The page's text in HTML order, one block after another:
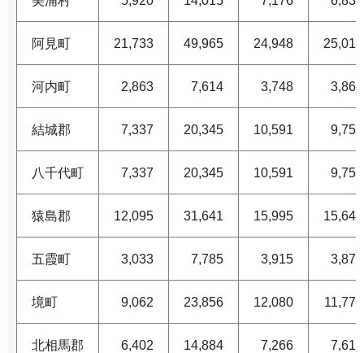
阿見町 21,733 49,965 24,948 25,017
河内町 2,863 7,614 3,748 3,866
結城郡 7,337 20,345 10,591 9,754
八千代町 7,337 20,345 10,591 9,754
猿島郡 12,095 31,641 15,995 15,646
五霞町 3,033 7,785 3,915 3,870
境町 9,062 23,856 12,080 11,776
北相馬郡 6,402 14,884 7,266 7,618